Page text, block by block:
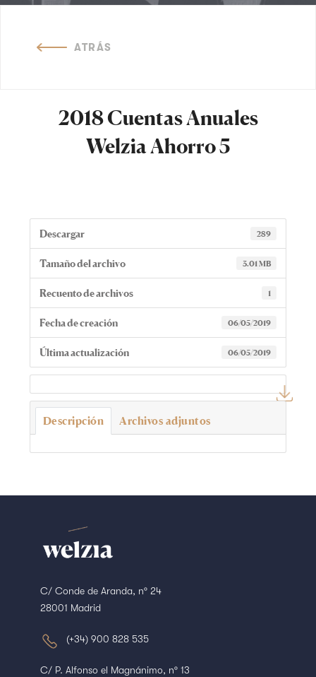
ATRÁS
2018 Cuentas Anuales
Welzia Ahorro 5
Descargar 289
Tamaño del archivo 3.01 MB
Recuento de archivos 1
Fecha de creación 06/05/2019
Última actualización 06/05/2019
Descripción Archivos adjuntos
C/ Conde de Aranda, nº 24
28001 Madrid
(+34) 900 828 535
C/ P. Alfonso el Magnánimo, nº 13